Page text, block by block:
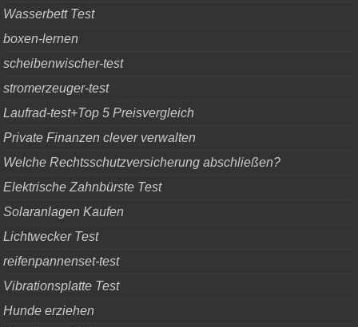
Wasserbett Test
boxen-lernen
scheibenwischer-test
stromerzeuger-test
Laufrad-test+Top 5 Preisvergleich
Private Finanzen clever verwalten
Welche Rechtsschutzversicherung abschließen?
Elektrische Zahnbürste Test
Solaranlagen Kaufen
Lichtwecker Test
reifenpannenset-test
Vibrationsplatte Test
Hunde erziehen